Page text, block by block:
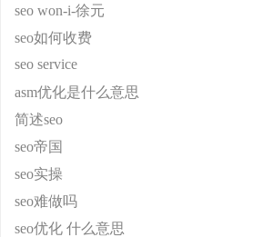
seo won-i-徐元
seo如何收费
seo service
asm优化是什么意思
简述seo
seo帝国
seo实操
seo难做吗
seo优化 什么意思